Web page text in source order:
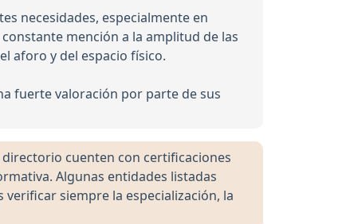
necesidades, especialmente en
mención a la amplitud de las
aforo y del espacio físico.
fuerte valoración por parte de sus
cuenten con certificaciones
Algunas entidades listadas
siempre la especialización, la